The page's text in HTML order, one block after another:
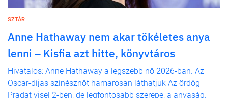
SZTÁR
Anne Hathaway nem akar tökéletes anya
lenni – Kisfia azt hitte, könyvtáros
Hivatalos: Anne Hathaway a legszebb nő 2026-ban. Az
Oscar-díjas színésznőt hamarosan láthatjuk Az ördög
Pradat visel 2-ben, de legfontosabb szerepe, a anyaság.